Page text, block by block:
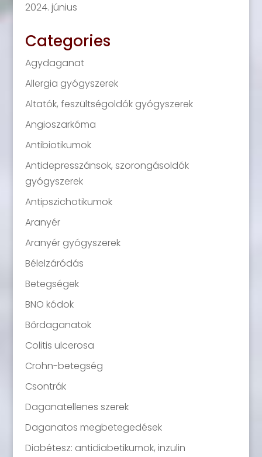
2024. június
Categories
Agydaganat
Allergia gyógyszerek
Altatók, feszültségoldók gyógyszerek
Angioszarkóma
Antibiotikumok
Antidepresszánsok, szorongásoldók
gyógyszerek
Antipszichotikumok
Aranyér
Aranyér gyógyszerek
Bélelzáródás
Betegségek
BNO kódok
Bőrdaganatok
Colitis ulcerosa
Crohn-betegség
Csontrák
Daganatellenes szerek
Daganatos megbetegedések
Diabétesz: antidiabetikumok, inzulin